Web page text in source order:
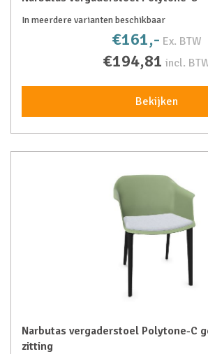
In meerdere varianten beschikbaar
€161,- Ex. BTW
€194,81 incl.
Bekijken
Narbutas vergaderstoel Polytone-C
zitting